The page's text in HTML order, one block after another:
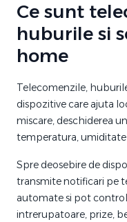
Ce sunt
huburile si
home
Telecomenzile,
dispozitive care ajuta
miscare, deschiderea
temperatura, umiditate
Spre deosebire de
transmite notificari pe
automate si pot
intrerupatoare, prize,